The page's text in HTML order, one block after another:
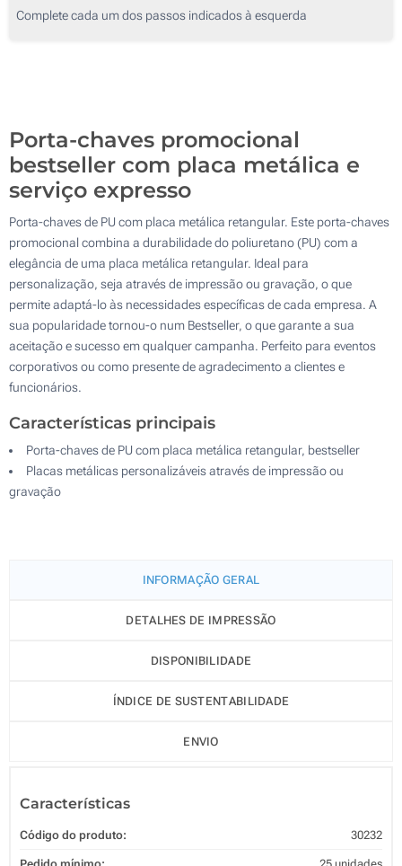
125
Complete cada um dos passos indicados à esquerda
Porta-chaves promocional
bestseller com placa metálica e
serviço expresso
Porta-chaves de PU com placa metálica retangular. Este porta-chaves
promocional combina a durabilidade do poliuretano (PU) com a
elegância de uma placa metálica retangular. Ideal para
personalização, seja através de impressão ou gravação, o que
permite adaptá-lo às necessidades específicas de cada empresa. A
sua popularidade tornou-o num Bestseller, o que garante a sua
aceitação e sucesso em qualquer campanha. Perfeito para eventos
corporativos ou como presente de agradecimento a clientes e
funcionários.
Características principais
Porta-chaves de PU com placa metálica retangular, bestseller
Placas metálicas personalizáveis através de impressão ou
gravação
INFORMAÇÃO GERAL
DETALHES DE IMPRESSÃO
DISPONIBILIDADE
ÍNDICE DE SUSTENTABILIDADE
ENVIO
Características
Código do produto: 30232